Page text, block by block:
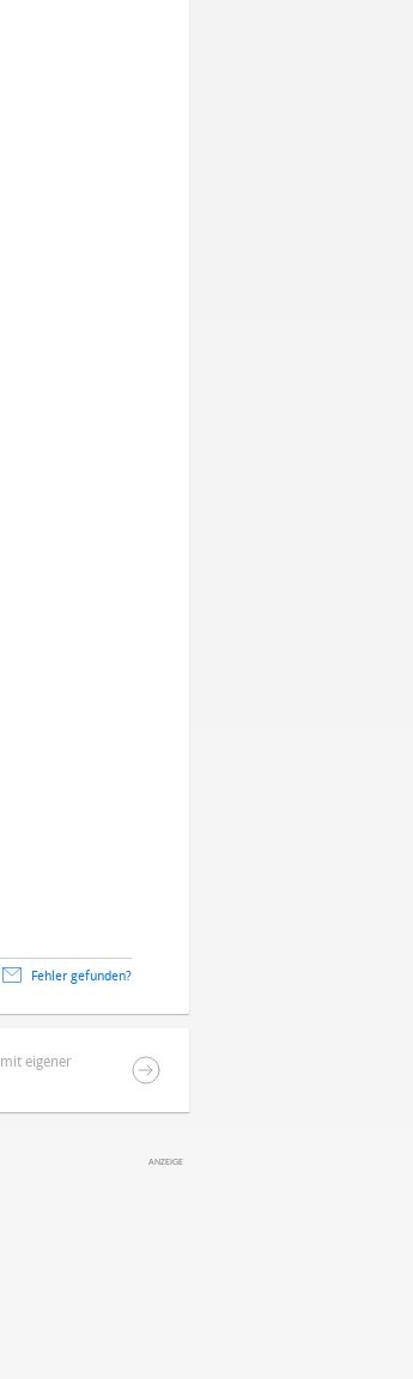
Fehler gefunden?
eigener